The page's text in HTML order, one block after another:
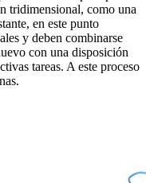
tridimensional, como una
en este punto
y deben combinarse
con una disposición
tareas. A este proceso